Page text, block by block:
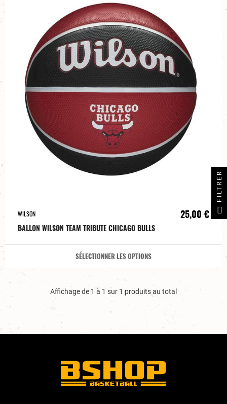
WILSON
BALLON WILSON TEAM TRIBUTE CHICAGO BULLS
25,00 €
SÉLECTIONNER LES OPTIONS
Affichage de 1 à 1 sur 1 produits au total
FILTRER